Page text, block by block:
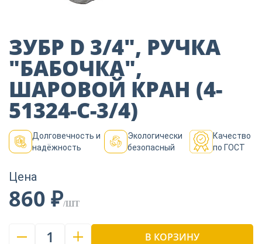
Пиломатериалы
Декор
Изоляция
Инструменты
дерева
Строительство
ЗУБР D 3/4″, РУЧКА
″БАБОЧКА″,
ШАРОВОЙ КРАН (4-
51324-C-3/4)
Долговечность и
надёжность
Экологически
безопасный
Качество
по ГОСТ
Цена
860 ₽/ШТ
1 В КОРЗИНУ